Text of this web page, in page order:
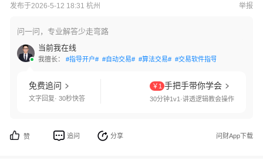
发布于2026-5-12 18:31 杭州 举报
问一问，专业解答少走弯路
当前我在线
我擅长： #指导开户# #自动交易# #算法交易# #交易软件指导#
免费追问
文字回复· 30秒快答
￥1 手把手带你学会
30分钟1v1·讲透逻辑教会操作
赞 追问 分享 问财App下载